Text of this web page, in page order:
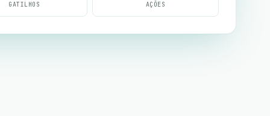
GATILHOS AÇÕES